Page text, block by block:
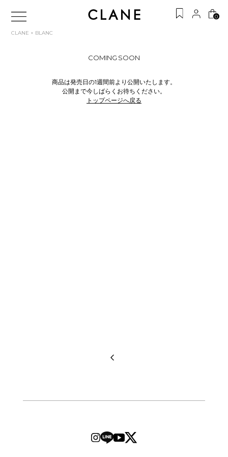
0
CLANE × BLANC
COMING SOON
商品は発売日の1週間前より公開いたします。
公開まで今しばらくお待ちください。
トップページへ戻る